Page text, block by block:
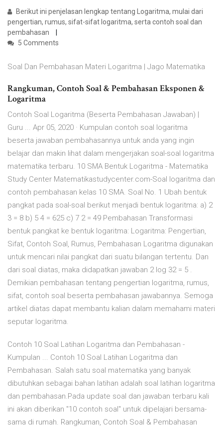
Berikut ini penjelasan lengkap tentang Logaritma, mulai dari
pengertian, rumus, sifat-sifat logaritma, serta contoh soal dan
pembahasan
5 Comments
Soal Dan Pembahasan Materi Logaritma | Jago Matematika
Rangkuman, Contoh Soal & Pembahasan Eksponen &
Logaritma
Contoh Soal Logaritma (Beserta Pembahasan Jawaban) |
Guru ... Apr 05, 2020 · Kumpulan contoh soal logaritma
beserta jawaban pembahasannya untuk anda yang ingin
belajar dan makin lihat dalam mengerjakan soal-soal logaritma
matematika terbaru. 10 SMA Bentuk Logaritma - Matematika
Study Center Matematikastudycenter.com-Soal logaritma dan
contoh pembahasan kelas 10 SMA. Soal No. 1 Ubah bentuk
pangkat pada soal-soal berikut menjadi bentuk logaritma: a) 2
3 = 8 b) 5 4 = 625 c) 7 2 = 49 Pembahasan Transformasi
bentuk pangkat ke bentuk logaritma: Logaritma: Pengertian,
Sifat, Contoh Soal, Rumus, Pembahasan Logaritma digunakan
untuk mencari nilai pangkat dari suatu bilangan tertentu. Dan
dari soal diatas, maka didapatkan jawaban 2 log 32 = 5 .
Demikian pembahasan tentang pengertian logaritma, rumus,
sifat, contoh soal beserta pembahasan jawabannya. Semoga
artikel diatas dapat membantu kalian dalam memahami materi
seputar logaritma.
Contoh 10 Soal Latihan Logaritma dan Pembahasan -
Kumpulan ... Contoh 10 Soal Latihan Logaritma dan
Pembahasan. Salah satu soal matematika yang banyak
dibutuhkan sebagai bahan latihan adalah soal latihan logaritma
dan pembahasan.Pada update soal dan jawaban terbaru kali
ini akan diberikan "10 contoh soal" untuk dipelajari bersama-
sama di rumah. Rangkuman, Contoh Soal & Pembahasan